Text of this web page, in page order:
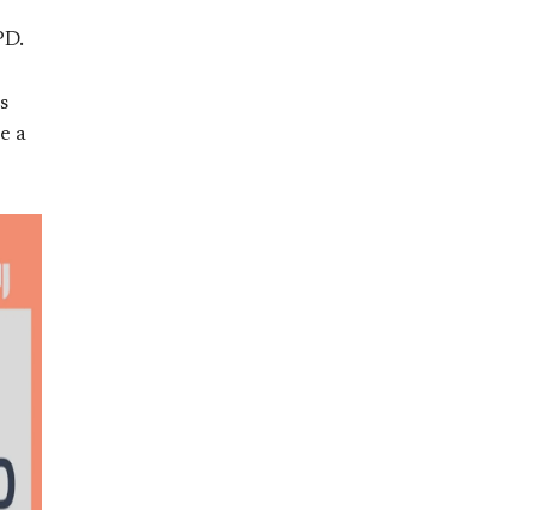
a